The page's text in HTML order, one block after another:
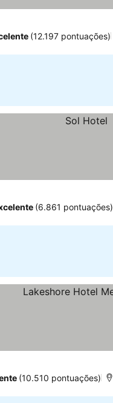
(12.197 pontuações)
(6.861 pontuações)
(10.510 pontuações)